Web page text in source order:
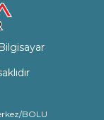
BOLU